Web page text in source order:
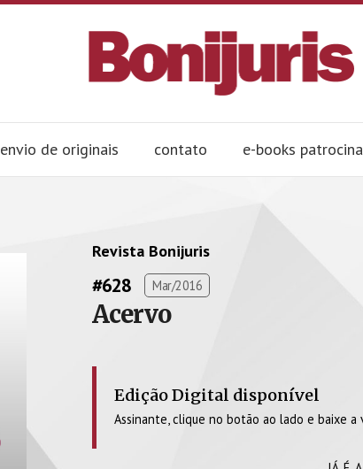
envio de originais contato e-books
Revista Bonijuris
#628 Mar/2016
Acervo
Edição Digital disponível
Assinante, clique no botão ao lado e baixe